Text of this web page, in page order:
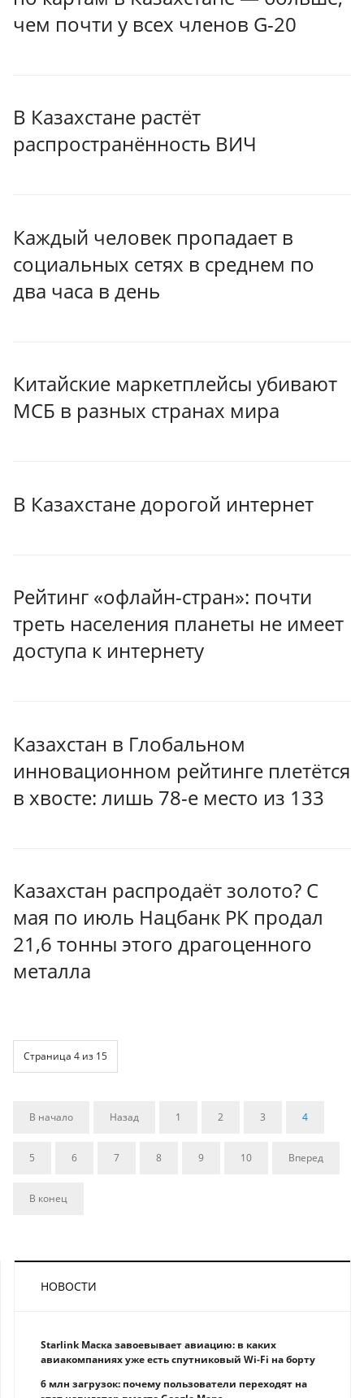
чем почти у всех членов G-20
В Казахстане растёт
распространённость ВИЧ
Каждый человек пропадает в
социальных сетях в среднем по
два часа в день
Китайские маркетплейсы убивают
МСБ в разных странах мира
В Казахстане дорогой интернет
Рейтинг «офлайн-стран»: почти
треть населения планеты не имеет
доступа к интернету
Казахстан в Глобальном
инновационном рейтинге плетётся
в хвосте: лишь 78-е место из 133
Казахстан распродаёт золото? С
мая по июль Нацбанк РК продал
21,6 тонны этого драгоценного
металла
Страница 4 из 15
В начало Назад 1 2 3 4
5 6 7 8 9 10 Вперед
В конец
НОВОСТИ
Starlink Маска завоевывает авиацию: в каких
авиакомпаниях уже есть спутниковый Wi-Fi на борту
6 млн загрузок: почему пользователи переходят на